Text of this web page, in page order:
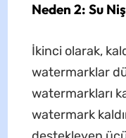
Neden 2: Su
İkinci olarak,
watermarklar
watermarkları
watermark